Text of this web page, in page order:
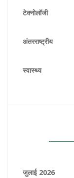
टेक्नोलॉजी
अंतरराष्ट्रीय
स्वास्थ्य
जुलाई 2026